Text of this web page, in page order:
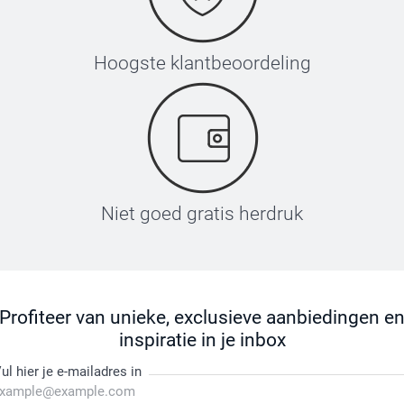
Hoogste klantbeoordeling
Niet goed gratis herdruk
Profiteer van unieke, exclusieve aanbiedingen en
inspiratie in je inbox
hier je e-mailadres in